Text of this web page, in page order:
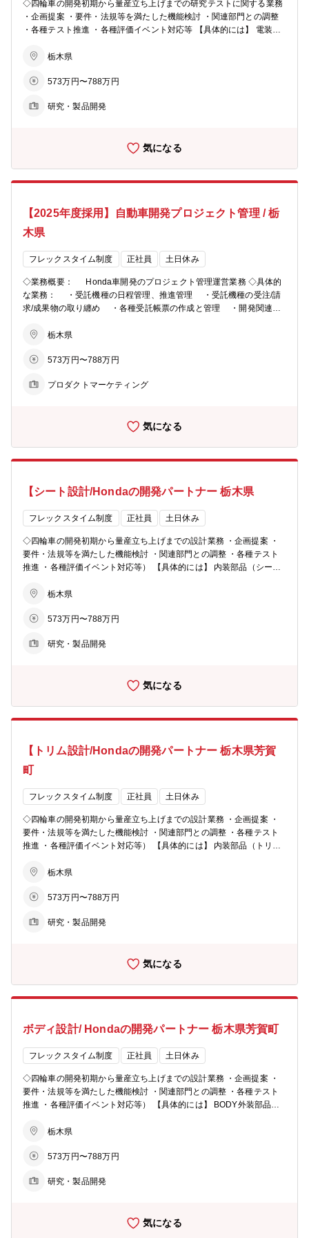
◇四輪車の開発初期から量産立ち上げまでの研究テストに関する業務
・企画提案 ・要件・法規等を満たした機能検討 ・関連部門との調整
・各種テスト推進 ・各種評価イベント対応等 【具体的には】 電装部
栃木県
573万円〜788万円
研究・製品開発
気になる
【2025年度採用】自動車開発プロジェクト管理 / 栃
木県
フレックスタイム制度 正社員 土日休み
◇業務概要： Honda車開発のプロジェクト管理運営業務 ◇具体的
な業務： ・受託機種の日程管理、推進管理 ・受託機種の受注/請
求/成果物の取り纏め ・各種受託帳票の作成と管理 ・開発関連情
栃木県
573万円〜788万円
プロダクトマーケティング
気になる
【シート設計/Hondaの開発パートナー 栃木県
フレックスタイム制度 正社員 土日休み
◇四輪車の開発初期から量産立ち上げまでの設計業務 ・企画提案 ・
要件・法規等を満たした機能検討 ・関連部門との調整 ・各種テスト
推進 ・各種評価イベント対応等） 【具体的には】 内装部品（シー
栃木県
573万円〜788万円
研究・製品開発
気になる
【トリム設計/Hondaの開発パートナー 栃木県芳賀
町
フレックスタイム制度 正社員 土日休み
◇四輪車の開発初期から量産立ち上げまでの設計業務 ・企画提案 ・
要件・法規等を満たした機能検討 ・関連部門との調整 ・各種テスト
推進 ・各種評価イベント対応等） 【具体的には】 内装部品（トリム/
栃木県
573万円〜788万円
研究・製品開発
気になる
ボディ設計/ Hondaの開発パートナー 栃木県芳賀町
フレックスタイム制度 正社員 土日休み
◇四輪車の開発初期から量産立ち上げまでの設計業務 ・企画提案 ・
要件・法規等を満たした機能検討 ・関連部門との調整 ・各種テスト
推進 ・各種評価イベント対応等） 【具体的には】 BODY外装部品
務
栃木県
573万円〜788万円
研究・製品開発
気になる